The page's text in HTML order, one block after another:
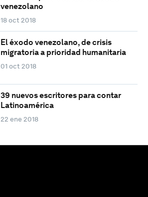
venezolano
18 oct 2018
El éxodo venezolano, de crisis
migratoria a prioridad humanitaria
01 oct 2018
39 nuevos escritores para contar
Latinoamérica
22 ene 2018